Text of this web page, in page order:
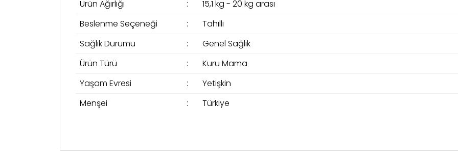
Ürün Ağırlığı
:
15,1 kg - 20 kg arası
Beslenme Seçeneği
:
Tahıllı
Sağlık Durumu
:
Genel Sağlık
Ürün Türü
:
Kuru Mama
Yaşam Evresi
:
Yetişkin
Menşei
: Türkiye
Görüş ve önerileriniz için teşekkür ederiz.